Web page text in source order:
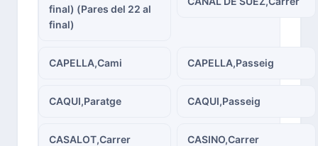
final) (Pares del 22 al
final)
CAPELLA,Cami CAPELLA,Passeig
CAQUI,Paratge CAQUI,Passeig
CASALOT,Carrer CASINO,Carrer